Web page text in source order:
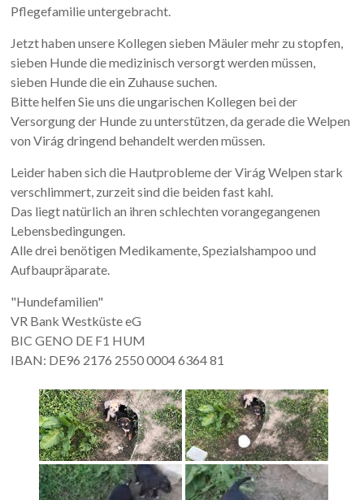
Pflegefamilie untergebracht.
Jetzt haben unsere Kollegen sieben Mäuler mehr zu stopfen,
sieben Hunde die medizinisch versorgt werden müssen,
sieben Hunde die ein Zuhause suchen.
Bitte helfen Sie uns die ungarischen Kollegen bei der
Versorgung der Hunde zu unterstützen, da gerade die Welpen
von Virág dringend behandelt werden müssen.
Leider haben sich die Hautprobleme der Virág Welpen stark
verschlimmert, zurzeit sind die beiden fast kahl.
Das liegt natürlich an ihren schlechten vorangegangenen
Lebensbedingungen.
Alle drei benötigen Medikamente, Spezialshampoo und
Aufbaupräparate.
"Hundefamilien"
VR Bank Westküste eG
BIC GENO DE F1 HUM
IBAN: DE96 2176 2550 0004 6364 81